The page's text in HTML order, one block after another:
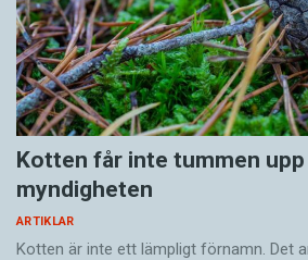
Kotten får inte tummen
myndigheten
ARTIKLAR
Kotten är inte ett lämpligt förnamn. Det